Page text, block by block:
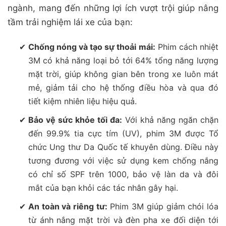
ngành, mang đến những lợi ích vượt trội giúp nâng
tầm trải nghiệm lái xe của bạn:
Chống nóng và tạo sự thoải mái: Phim cách nhiệt
3M có khả năng loại bỏ tới 64% tổng năng lượng
mặt trời, giúp không gian bên trong xe luôn mát
mẻ, giảm tải cho hệ thống điều hòa và qua đó
tiết kiệm nhiên liệu hiệu quả.
Bảo vệ sức khỏe tối đa: Với khả năng ngăn chặn
đến 99.9% tia cực tím (UV), phim 3M được Tổ
chức Ung thư Da Quốc tế khuyên dùng. Điều này
tương đương với việc sử dụng kem chống nắng
có chỉ số SPF trên 1000, bảo vệ làn da và đôi
mắt của bạn khỏi các tác nhân gây hại.
An toàn và riêng tư: Phim 3M giúp giảm chói lóa
từ ánh nắng mặt trời và đèn pha xe đối diện tới